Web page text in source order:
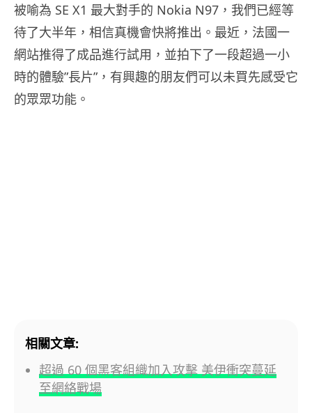
被喻為 SE X1 最大對手的 Nokia N97，我們已經等
待了大半年，相信真機會快將推出。最近，法國一
網站推得了成品進行試用，並拍下了一段超過一小
時的體驗”長片”，有興趣的朋友們可以未買先感受它
的眾眾功能。
相關文章:
超過 60 個黑客組織加入攻擊 美伊衝突蔓延
至網絡戰場